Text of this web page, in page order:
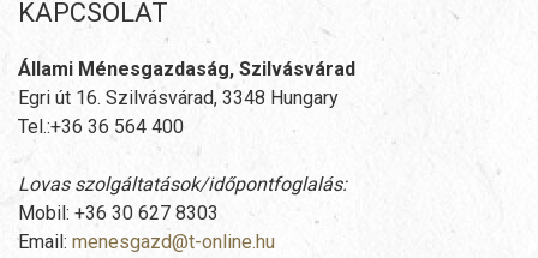
KAPCSOLAT
Állami Ménesgazdaság, Szilvásvárad
Egri út 16. Szilvásvárad, 3348 Hungary
Tel.:+36 36 564 400
Lovas szolgáltatások/időpontfoglalás:
Mobil: +36 30 627 8303
Email: menesgazd@t-online.hu